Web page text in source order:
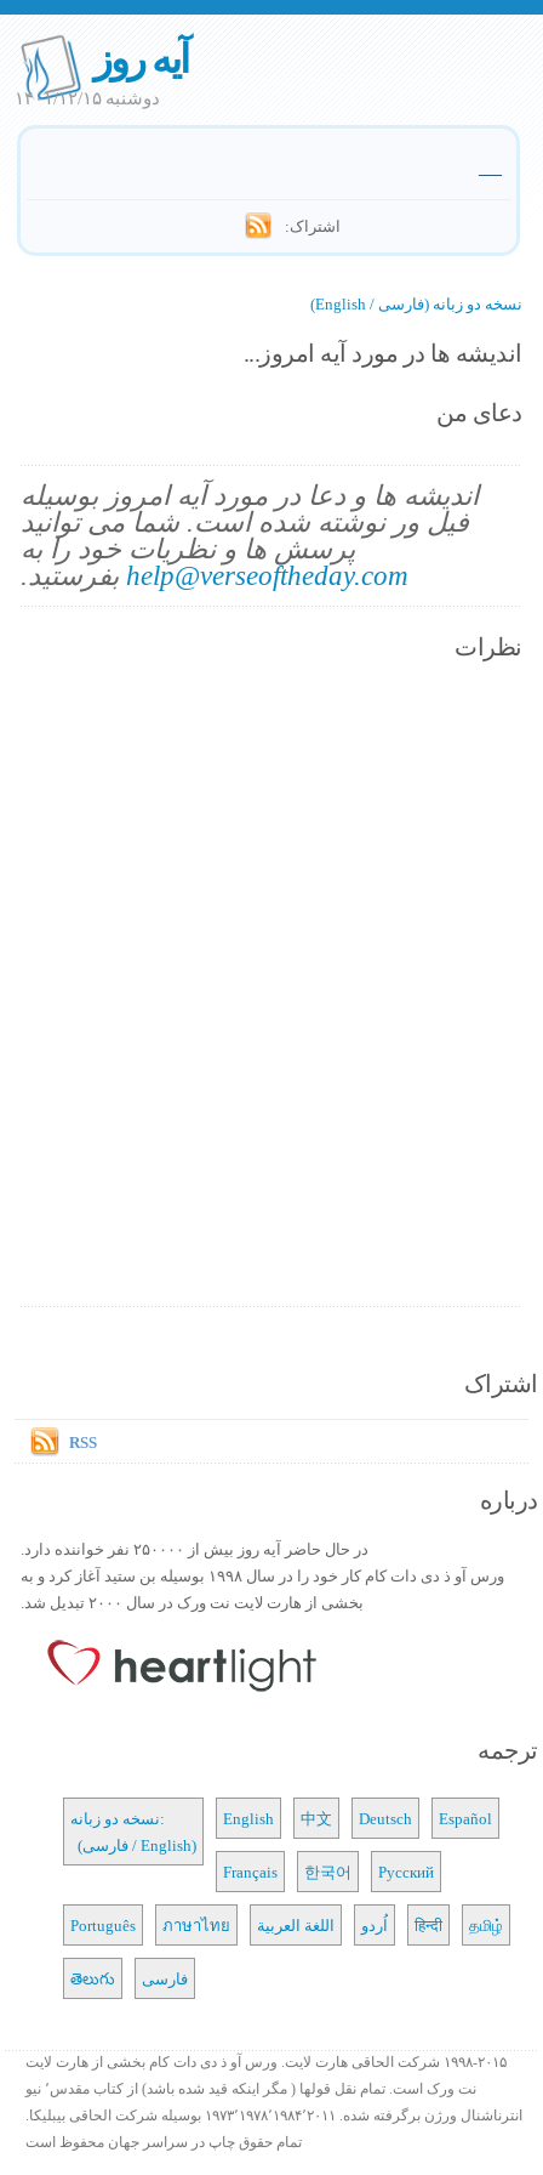
آیه روز
دوشنبه ۱۴۰۱/۱۲/۱۵
—
اشتراک:
نسخه دو زبانه (فارسی / English)
اندیشه ها در مورد آیه امروز...
دعای من
اندیشه ها و دعا در مورد آیه امروز بوسیله
فیل ور نوشته شده است. شما می توانید
پرسش ها و نظریات خود را به
help@verseoftheday.com بفرستید.
نظرات
اشتراک
RSS
درباره
در حال حاضر آیه روز بیش از ۲۵۰۰۰۰ نفر خواننده دارد.
ورس آو ذ دی دات کام کار خود را در سال ۱۹۹۸ بوسیله بن ستید آغاز کرد و به
بخشی از هارت لایت نت ورک در سال ۲۰۰۰ تبدیل شد.
ترجمه
نسخه دو زبانه:
(فارسی / English)
English 中文 Deutsch Español
Français 한국어 Русский
Português ภาษาไทย اللغة العربية اُردو हिन्दी தமிழ்
తెలుగు فارسی
۱۹۹۸-۲۰۱۵ شرکت الحاقی هارت لایت. ورس آو ذ دی دات کام بخشی از هارت لایت
نت ورک است. تمام نقل قولها ( مگر اینکه قید شده باشد) از کتاب مقدس٬ نیو
انترناشنال ورژن برگرفته شده. ۱۹۷۳٬۱۹۷۸٬۱۹۸۴٬۲۰۱۱ بوسیله شرکت الحاقی بیبلیکا.
تمام حقوق چاپ در سراسر جهان محفوظ است